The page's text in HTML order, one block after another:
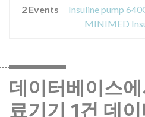
2 Events
MINIMED
데이터베이스
료기기 1건 데